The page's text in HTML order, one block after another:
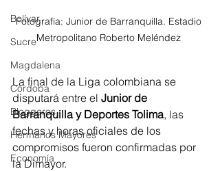
Bolívar
Sucre
Magdalena
Córdoba
Bloggeros
Hermanos Mayores
Economía
Fotografía: Junior de Barranquilla. Estadio
Metropolitano Roberto Meléndez
La final de la Liga colombiana se
disputará entre el Junior de
Barranquilla y Deportes Tolima, las
fechas y horas oficiales de los
compromisos fueron confirmadas por
la Dimayor.